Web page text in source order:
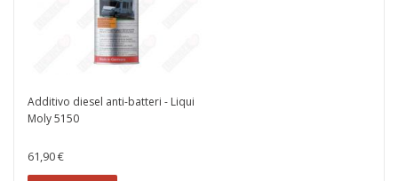
Additivo diesel anti-batteri - Liqui
Moly 5150
61,90 €